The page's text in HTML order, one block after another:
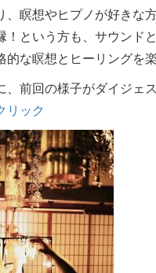
、瞑想やヒプノが好きな
！という方も、サウンド
的な瞑想とヒーリングを
、前回の様子がダイジェ
リック